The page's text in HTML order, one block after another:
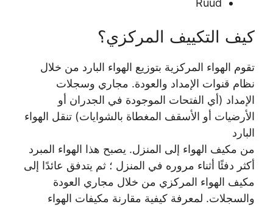
كيف التكييف المركزي؟
تقوم الهواء المركزية بتوزيع الهواء البارد من خلال
نظام قنوات الإمداد والعودة. مجاري وسجلات
الإمداد (أي الفتحات الموجودة في الجدران أو
الأرضيات أو الأسقف المغطاة بالشوايات) تنقل الهواء
البارد
من مكيف الهواء إلى المنزل. يصبح هذا الهواء المبرد
أكثر دفئًا أثناء مروره في المنزل ؛ ثم يتدفق عائدًا إلى
مكيف الهواء المركزي من خلال مجاري العودة
والسجلات. لمعرفة كيفية مقارنة مكيفات الهواء